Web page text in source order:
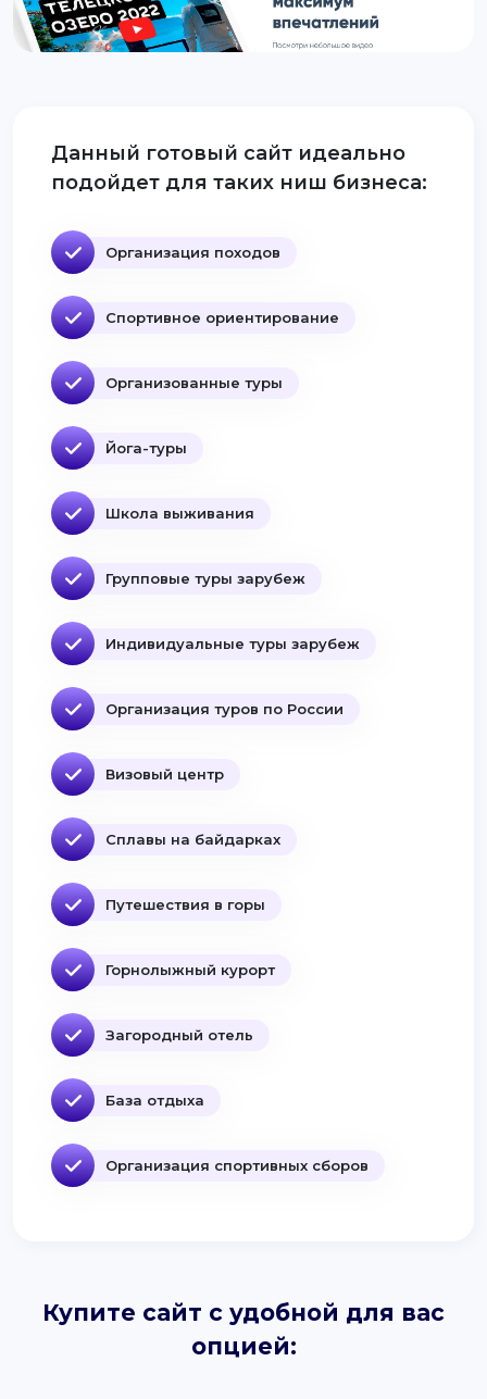
Данный готовый сайт идеально
подойдет для таких ниш бизнеса:
Организация походов
Спортивное ориентирование
Организованные туры
Йога-туры
Школа выживания
Групповые туры зарубеж
Индивидуальные туры зарубеж
Организация туров по России
Визовый центр
Сплавы на байдарках
Путешествия в горы
Горнолыжный курорт
Загородный отель
База отдыха
Организация спортивных сборов
Купите сайт с удобной для вас
опцией: